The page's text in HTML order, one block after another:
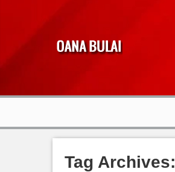
Tag Archives: